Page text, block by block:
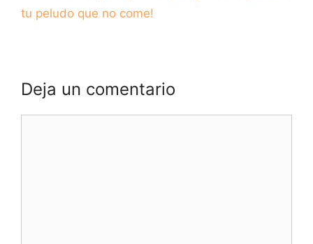
tu peludo que no come!
Deja un comentario